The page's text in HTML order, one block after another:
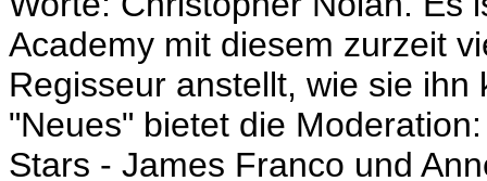
Academy mit diesem zurzeit
Regisseur anstellt, wie sie
"Neues" bietet die
Stars - James Franco und